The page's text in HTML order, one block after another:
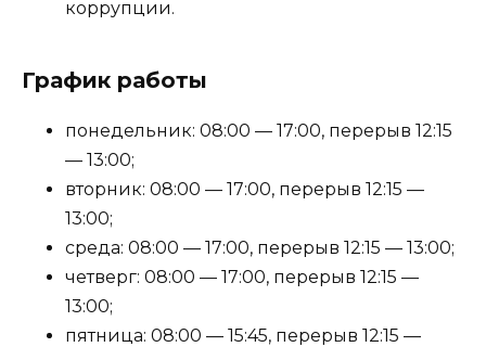
коррупции.
График работы
понедельник: 08:00 — 17:00, перерыв 12:15
— 13:00;
вторник: 08:00 — 17:00, перерыв 12:15 —
13:00;
среда: 08:00 — 17:00, перерыв 12:15 — 13:00;
четверг: 08:00 — 17:00, перерыв 12:15 —
13:00;
пятница: 08:00 — 15:45, перерыв 12:15 —